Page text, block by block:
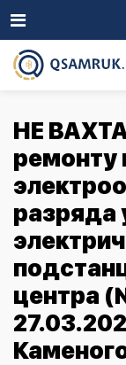
НЕ
ремонту
разряда
центра